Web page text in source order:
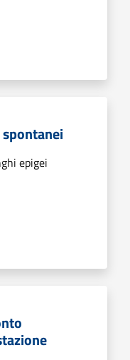
epigei